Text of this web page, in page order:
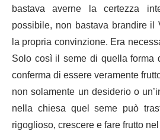
bastava averne la certezza
possibile, non bastava brandire
la propria convinzione. Era
Solo così il seme di quella
conferma di essere veramente
non solamente un desiderio o
nella chiesa quel seme può
rigoglioso, crescere e fare frutto